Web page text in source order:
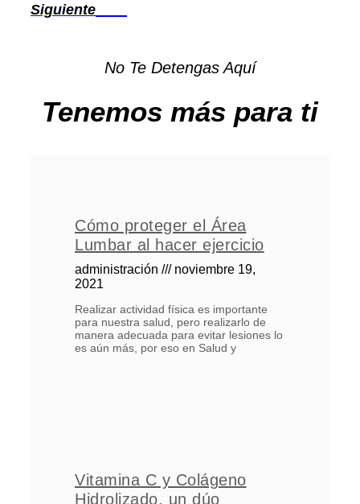
Siguiente
No Te Detengas Aquí
Tenemos más para ti
Cómo proteger el Área
Lumbar al hacer ejercicio
administración
noviembre 19,
2021
Realizar actividad física es importante
para nuestra salud, pero realizarlo de
manera adecuada para evitar lesiones lo
es aún más, por eso en Salud y
Vitamina C y Colágeno
Hidrolizado, un dúo